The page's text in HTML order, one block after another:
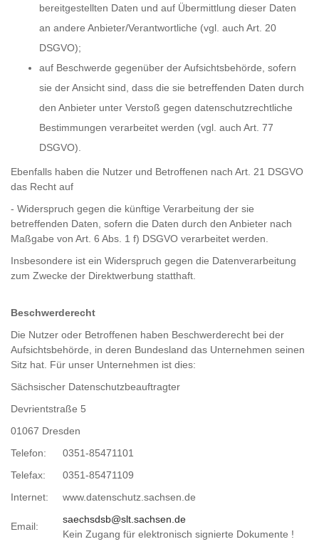
bereitgestellten Daten und auf Übermittlung dieser Daten
an andere Anbieter/Verantwortliche (vgl. auch Art. 20
DSGVO);
auf Beschwerde gegenüber der Aufsichtsbehörde, sofern
sie der Ansicht sind, dass die sie betreffenden Daten durch
den Anbieter unter Verstoß gegen datenschutzrechtliche
Bestimmungen verarbeitet werden (vgl. auch Art. 77
DSGVO).
Ebenfalls haben die Nutzer und Betroffenen nach Art. 21 DSGVO
das Recht auf
- Widerspruch gegen die künftige Verarbeitung der sie
betreffenden Daten, sofern die Daten durch den Anbieter nach
Maßgabe von Art. 6 Abs. 1 f) DSGVO verarbeitet werden.
Insbesondere ist ein Widerspruch gegen die Datenverarbeitung
zum Zwecke der Direktwerbung statthaft.
Beschwerderecht
Die Nutzer oder Betroffenen haben Beschwerderecht bei der
Aufsichtsbehörde, in deren Bundesland das Unternehmen seinen
Sitz hat. Für unser Unternehmen ist dies:
Sächsischer Datenschutzbeauftragter
Devrientstraße 5
01067 Dresden
Telefon:
0351-85471101
Telefax:
0351-85471109
Internet:
www.datenschutz.sachsen.de
Email:
saechsdsb@slt.sachsen.de
Kein Zugang für elektronisch signierte Dokumente !